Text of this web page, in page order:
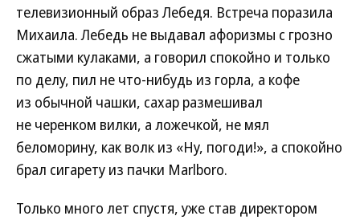
телевизионный образ Лебедя. Встреча поразила
Михаила. Лебедь не выдавал афоризмы с грозно
сжатыми кулаками, а говорил спокойно и только
по делу, пил не что-нибудь из горла, а кофе
из обычной чашки, сахар размешивал
не черенком вилки, а ложечкой, не мял
беломорину, как волк из «Ну, погоди!», а спокойно
брал сигарету из пачки Marlboro.
Только много лет спустя, уже став директором